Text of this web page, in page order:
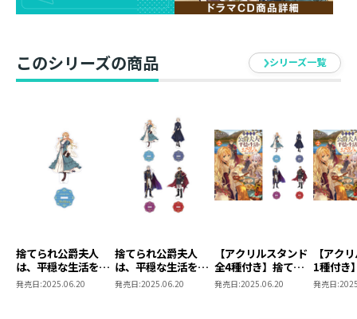
このシリーズの商品 シリーズ一覧
捨てられ公爵夫人
は、平穏な生活をお
望みのようです ア
クリルスタンド（メ
発売日:2025.06.20
捨てられ公爵夫人
は、平穏な生活をお
望みのようです ア
クリルスタンド 全
発売日:2025.06.20
【アクリルスタンド
全4種付き】捨てら
れ公爵夫人は、平穏
な生活をお望みのよ
発売日:2025.06.20
【アク
1種付き
公爵夫
生活を
発売日: